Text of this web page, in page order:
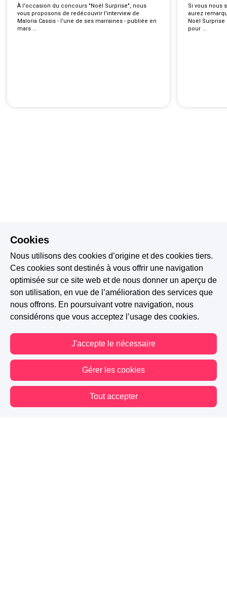
À l'occasion du concours "Noël Surprise", nous
vous proposons de redécouvrir l'interview de
Maloria Cassis - l'une de ses marraines - publiée en
mars ...
Si vous nous
aurez
Noël
pour ...
Cookies
Nous utilisons des cookies d’origine et des cookies tiers.
Ces cookies sont destinés à vous offrir une navigation
optimisée sur ce site web et de nous donner un aperçu de
son utilisation, en vue de l’amélioration des services que
nous offrons. En poursuivant votre navigation, nous
considérons que vous acceptez l’usage des cookies.
J'accepte le nécessaire
Gérer les cookies
Tout accepter